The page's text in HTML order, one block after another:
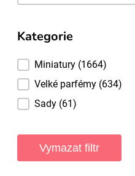
Kategorie
Kategorie
Miniatury (1664)
Velké parfémy (634)
Sady (61)
Vymazat filtr